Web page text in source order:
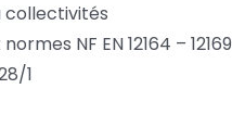
collectivités
NF EN 12164 – 12169
1